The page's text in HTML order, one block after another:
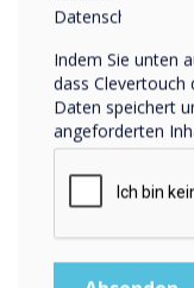
Indem Sie unten
dass Clevertouch
Daten speichert
angeforderten